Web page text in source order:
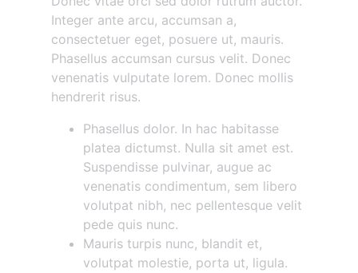
Integer ante arcu, accumsan a,
consectetuer eget, posuere ut, mauris.
Phasellus accumsan cursus velit. Donec
venenatis vulputate lorem. Donec mollis
hendrerit risus.
Phasellus dolor. In hac habitasse
platea dictumst. Nulla sit amet est.
Suspendisse pulvinar, augue ac
venenatis condimentum, sem libero
volutpat nibh, nec pellentesque velit
pede quis nunc.
Mauris turpis nunc, blandit et,
volutpat molestie, porta ut, ligula.